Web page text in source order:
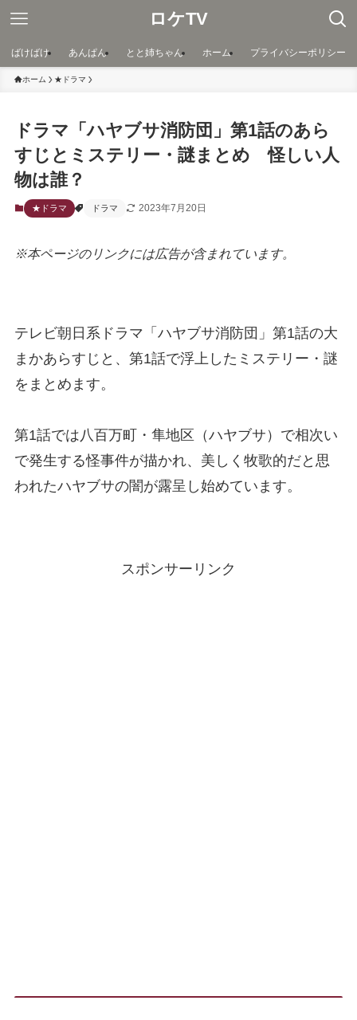
ロケTV
ばけばけ あんぱん とと姉ちゃん ホーム プライバシーポリシー
ホーム ★ドラマ
ドラマ「ハヤブサ消防団」第1話のあら
すじとミステリー・謎まとめ 怪しい人
物は誰？
★ドラマ ドラマ 2023年7月20日
※本ページのリンクには広告が含まれています。
テレビ朝日系ドラマ「ハヤブサ消防団」第1話の大
まかあらすじと、第1話で浮上したミステリー・謎
をまとめます。
第1話では八百万町・隼地区（ハヤブサ）で相次い
で発生する怪事件が描かれ、美しく牧歌的だと思
われたハヤブサの闇が露呈し始めています。
スポンサーリンク